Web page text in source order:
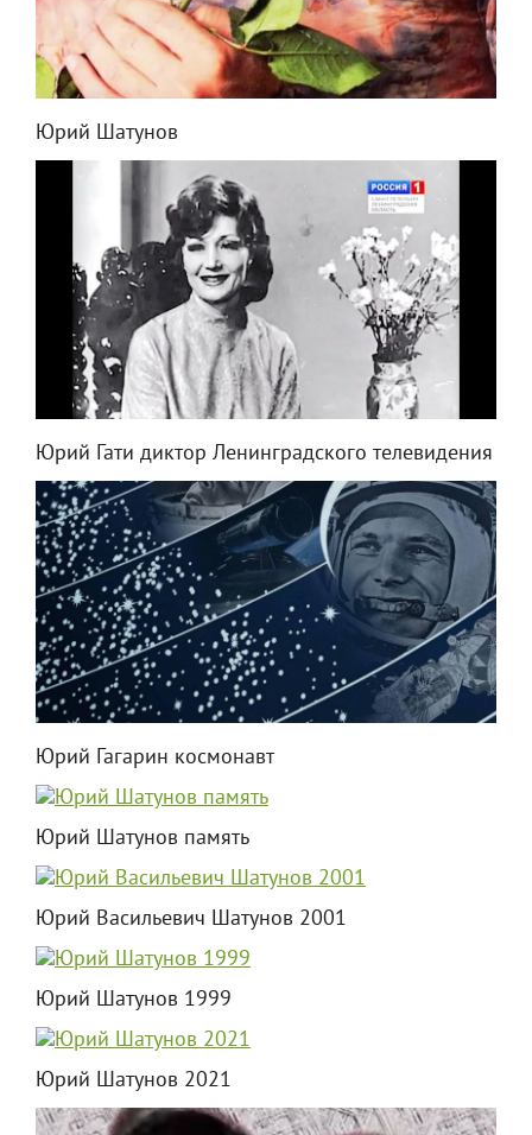
Юрий Шатунов
Юрий Гати диктор Ленинградского телевидения
Юрий Гагарин космонавт
Юрий Шатунов память
Юрий Васильевич Шатунов 2001
Юрий Шатунов 1999
Юрий Шатунов 2021